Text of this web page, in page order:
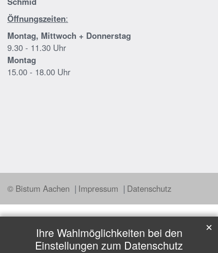
Öffnungszeiten:
Montag, Mittwoch + Donnerstag
9.30 - 11.30 Uhr
Montag
15.00 - 18.00 Uhr
© Bistum Aachen Impressum Datenschutz
Ihre Wahlmöglichkeiten bei den
Einstellungen zum Datenschutz
✕